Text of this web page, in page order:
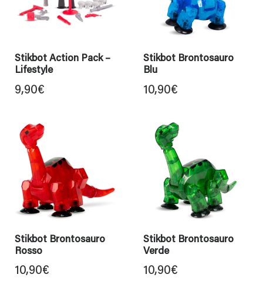
Stikbot Action Pack –
Lifestyle
9,90€
Stikbot Brontosauro
Blu
10,90€
Stikbot Brontosauro
Rosso
10,90€
Stikbot Brontosauro
Verde
10,90€